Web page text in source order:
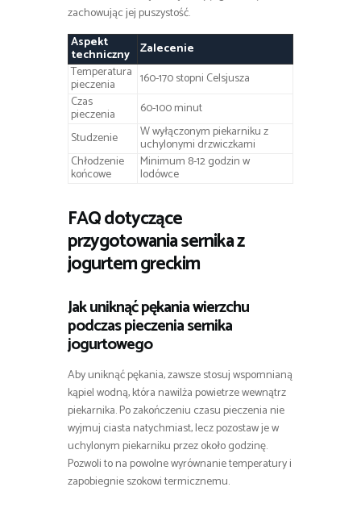
zachowując jej puszystość.
Aspekt
techniczny Zalecenie
Temperatura
pieczenia
160-170 stopni Celsjusza
Czas
pieczenia
60-100 minut
Studzenie
W wyłączonym piekarniku z
uchylonymi drzwiczkami
Chłodzenie
końcowe
Minimum 8-12 godzin w
lodówce
FAQ dotyczące
przygotowania sernika z
jogurtem greckim
Jak uniknąć pękania wierzchu
podczas pieczenia sernika
jogurtowego
Aby uniknąć pękania, zawsze stosuj wspomnianą
kąpiel wodną, która nawilża powietrze wewnątrz
piekarnika. Po zakończeniu czasu pieczenia nie
wyjmuj ciasta natychmiast, lecz pozostaw je w
uchylonym piekarniku przez około godzinę.
Pozwoli to na powolne wyrównanie temperatury i
zapobiegnie szokowi termicznemu.